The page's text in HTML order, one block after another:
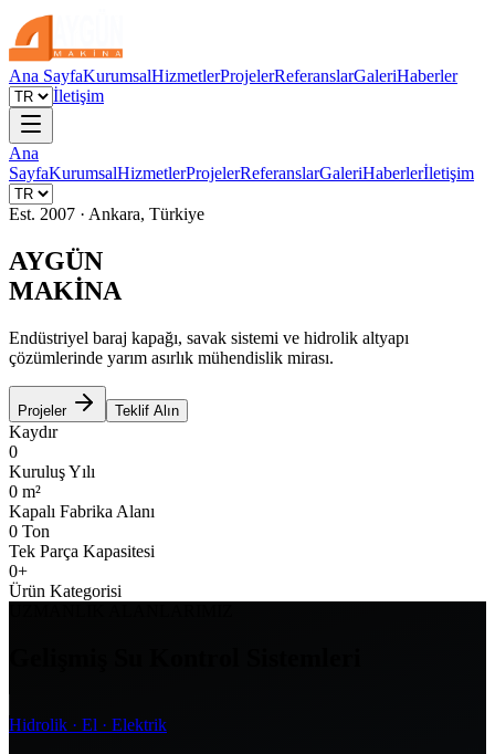
Ana SayfaKurumsalHizmetlerProjelerReferanslarGaleriHaberler
İletişim
Ana
SayfaKurumsalHizmetlerProjelerReferanslarGaleriHaberlerİletişim
Est. 2007 · Ankara, Türkiye
AYGÜN
MAKİNA
Endüstriyel baraj kapağı, savak sistemi ve hidrolik altyapı
çözümlerinde yarım asırlık mühendislik mirası.
Projeler Teklif Alın
Kaydır
0
Kuruluş Yılı
0 m²
Kapalı Fabrika Alanı
0 Ton
Tek Parça Kapasitesi
0+
Ürün Kategorisi
Hidrolik · El · Elektrik